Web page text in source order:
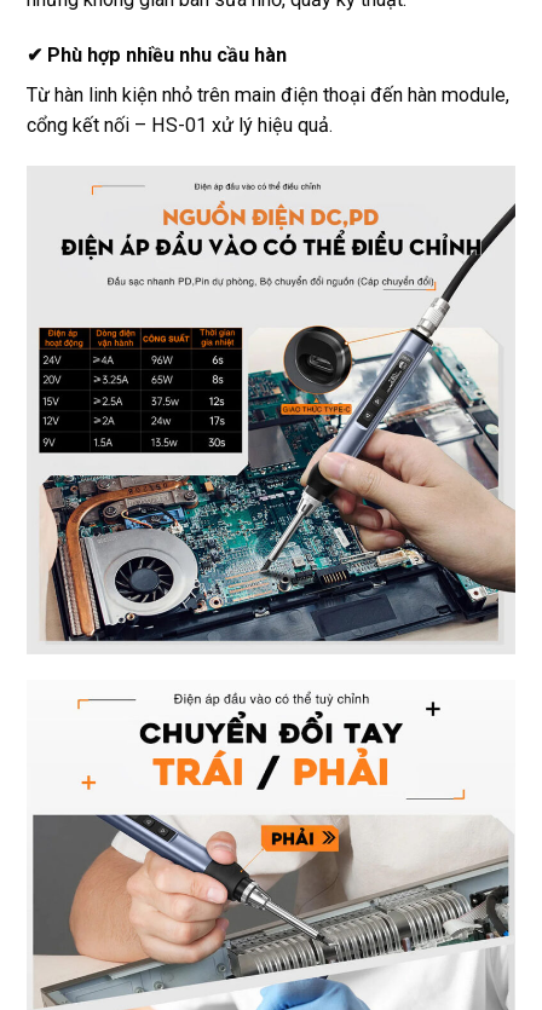
✔ Phù hợp nhiều nhu cầu hàn
Từ hàn linh kiện nhỏ trên main điện thoại đến hàn module,
cổng kết nối – HS-01 xử lý hiệu quả.